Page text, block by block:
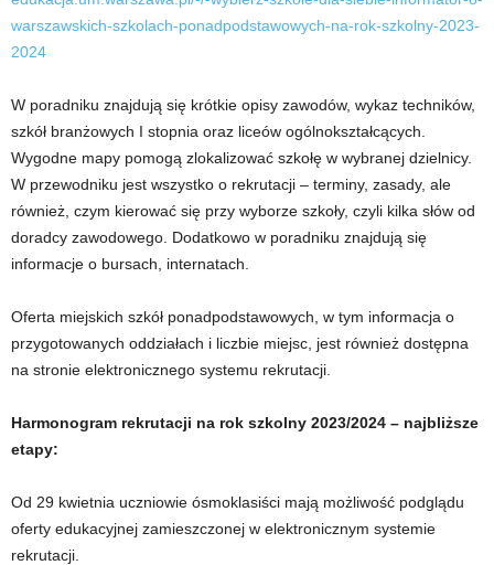
warszawskich-szkolach-ponadpodstawowych-na-rok-szkolny-2023-
2024
W poradniku znajdują się krótkie opisy zawodów, wykaz techników,
szkół branżowych I stopnia oraz liceów ogólnokształcących.
Wygodne mapy pomogą zlokalizować szkołę w wybranej dzielnicy.
W przewodniku jest wszystko o rekrutacji – terminy, zasady, ale
również, czym kierować się przy wyborze szkoły, czyli kilka słów od
doradcy zawodowego. Dodatkowo w poradniku znajdują się
informacje o bursach, internatach.
Oferta miejskich szkół ponadpodstawowych, w tym informacja o
przygotowanych oddziałach i liczbie miejsc, jest również dostępna
na stronie elektronicznego systemu rekrutacji.
Harmonogram rekrutacji na rok szkolny 2023/2024 – najbliższe
etapy:
Od 29 kwietnia uczniowie ósmoklasiści mają możliwość podglądu
oferty edukacyjnej zamieszczonej w elektronicznym systemie
rekrutacji.